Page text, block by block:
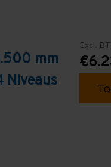
mm
Niveaus
Excl.